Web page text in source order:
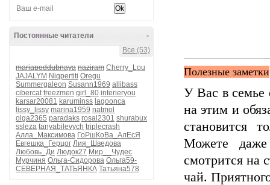
-
Постоянные читатели
Все (53)
mariapoddubnaya naziram Cherry_Lou
JAJALYM Niqpertiti Oregu
Summergaleon Susann1969 allibass
cibercat freezmen girl_80 interieryou
karsar20081 karuminss lagoonca
lissy_lissy marina1959 natmol
olga2365 paradaks rosal2301 shurabux
ssleza tanyabilevych triplecrash
Алла_Максимова ГоРшКоВа_АлЕсЯ
Евгешка_Герцог Лия_Шведова
Любовь_Ди Людок27 Мир__Чудес
Мурчиня Ольга-Сидорова Ольга59-
СЕВЕРНАЯ_ТАТЬЯНКА Татьяна578
Полезные заметки
У Вас в семье
на этим и
становится
Можете
смотрится на
чай.